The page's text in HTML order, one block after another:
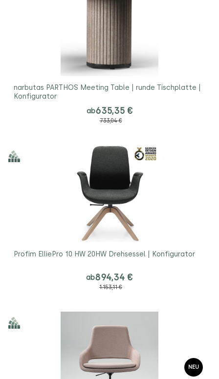
narbutas PARTHOS Meeting Table | runde Tischplatte |
Konfigurator
ab635,35 €
733,04 €
Profim ElliePro 10 HW 20HW Drehsessel | Konfigurator
ab894,34 €
1.153,11 €
NEU